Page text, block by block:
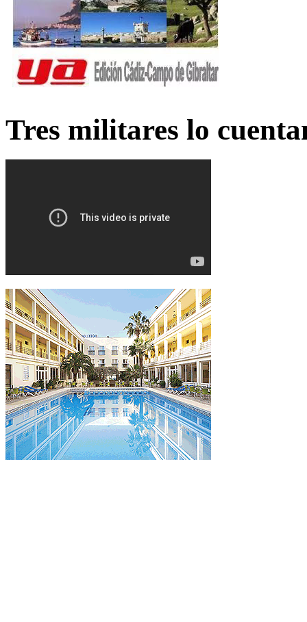
Tres militares lo